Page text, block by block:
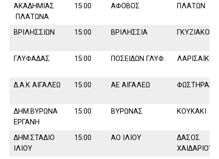
ΑΚΑ∆ΗΜΙΑΣ
ΠΛΑΤΩΝΑ
15:00 ΑΦΟΒΟΣ ΠΛΑΤΩΝ
ΒΡΙΛΗΣΣΙΩΝ 15:00 ΒΡΙΛΗΣΣΙΑ ΓΚΥΖΙΑΚΟΣ
ΓΛΥΦΑ∆ΑΣ 15:00 ΠΟΣΕΙ∆ΩΝ ΓΛΥΦ. ΛΑΡΙΣΑΪΚΟΣ
∆.Α.Κ ΑΙΓΑΛΕΩ 15:00 ΑΕ ΑΙΓΑΛΕΩ ΦΩΣΤΗΡΑΣ
∆ΗΜ.ΒΥΡΩΝΑ
ΕΡΓΑΝΗ
15:00 ΒΥΡΩΝΑΣ ΚΟΥΚΑΚΙ
∆ΗΜ.ΣΤΑ∆ΙΟ
ΙΛΙΟΥ
15:00 ΑΟ ΙΛΙΟΥ
∆ΑΣΟΣ
ΧΑΙ∆ΑΡΙΟΥ